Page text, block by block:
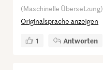
(Maschinelle Übersetzung)
Originalsprache anzeigen
1 Antworten